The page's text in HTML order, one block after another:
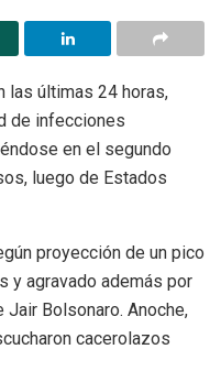
las últimas 24 horas,
de infecciones
en el segundo
luego de Estados
proyección de un pico
y agravado además por
Bolsonaro. Anoche,
cacerolazos